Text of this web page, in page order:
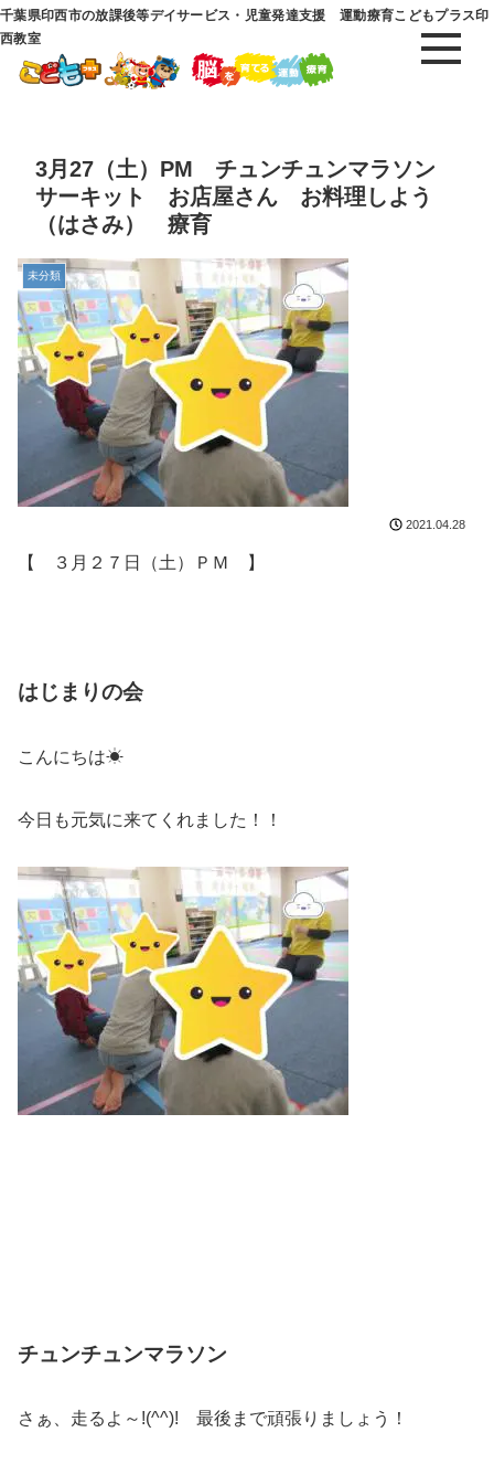
千葉県印西市の放課後等デイサービス・児童発達支援 運動療育こどもプラス印
西教室
3月27（土）PM チュンチュンマラソン
サーキット お店屋さん お料理しよう
（はさみ） 療育
未分類
2021.04.28
【 ３月２７日（土）ＰＭ 】
はじまりの会
こんにちは☀
今日も元気に来てくれました！！
チュンチュンマラソン
さぁ、走るよ～!(^^)! 最後まで頑張りましょう！